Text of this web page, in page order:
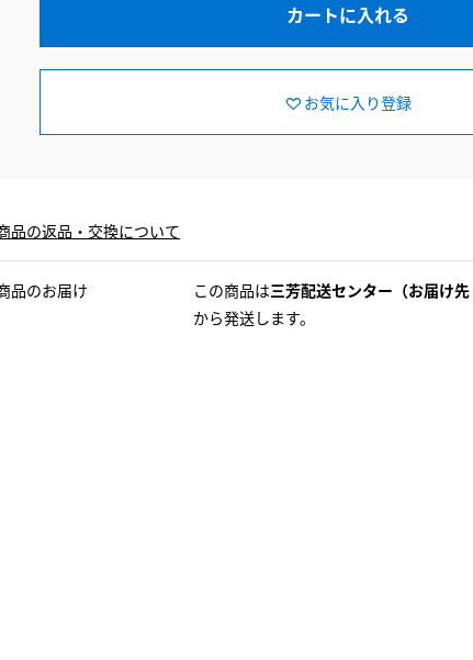
カートに入れる
お気に入り登録
品の返品・交換について
品のお届け この商品は三芳配送センター（お届け
から発送します。